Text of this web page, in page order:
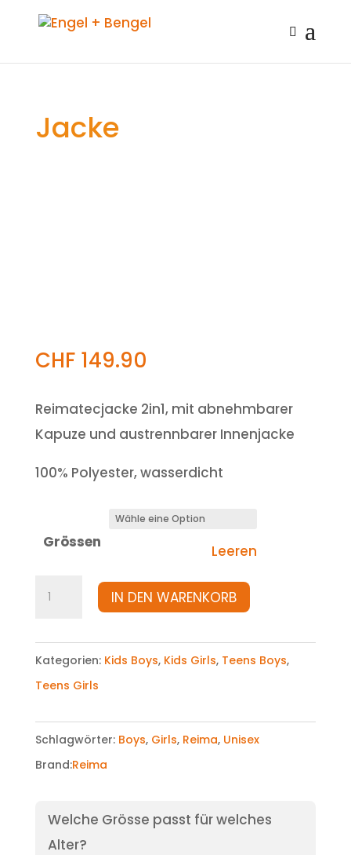
Jacke
CHF149.90
Reimatecjacke 2in1, mit abnehmbarer
Kapuze und austrennbarer Innenjacke
100% Polyester, wasserdicht
Grössen
Leeren
Jacke
IN DEN WARENKORB
Kategorien: Kids Boys, Kids Girls, Teens Boys,
Teens Girls
Schlagwörter: Boys, Girls, Reima, Unisex
Brand:Reima
Welche Grösse passt für welches
Alter?